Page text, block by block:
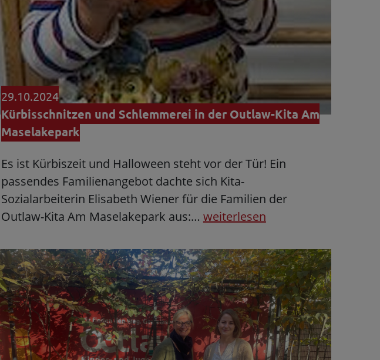
29.10.2024
Kürbisschnitzen und Schlemmerei in der Outlaw-Kita Am
Maselakepark
Es ist Kürbiszeit und Halloween steht vor der Tür! Ein
passendes Familienangebot dachte sich Kita-
Sozialarbeiterin Elisabeth Wiener für die Familien der
Outlaw-Kita Am Maselakepark aus:… weiterlesen